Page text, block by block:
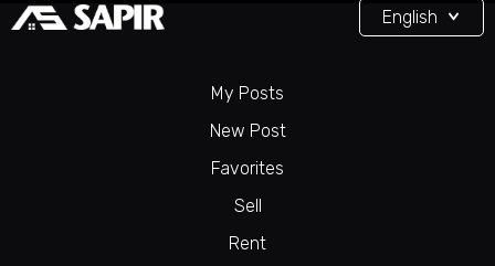
My Posts
New Post
Favorites
Sell
Rent
English